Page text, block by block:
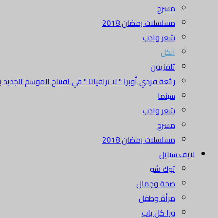
مسرح
مسلسلات رمضان 2018
شعر وادب
الكل
تلفزيون
رائعة فردي أوبرا " لا ترافياتا " في افتتاح الموسم الجديد
سينما
شعر وادب
مسرح
مسلسلات رمضان 2018
لايف ستايل
توك شو
صحة وجمال
مرأة وطفل
ورا كل باب